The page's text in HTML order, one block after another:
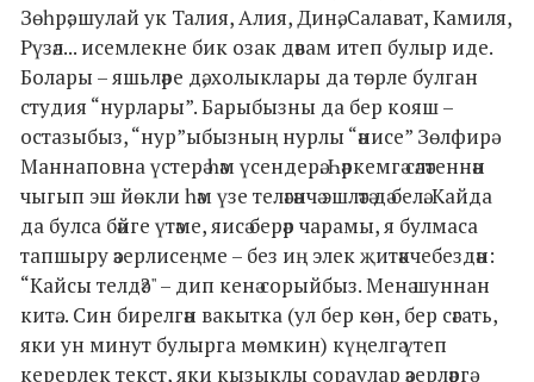
Зөһрә; шулай ук Талия, Алия, Динә, Салават, Камиля,
Рүзәл... исемлекне бик озак дәвам итеп булыр иде.
Болары – яшьләре дә, холыклары да төрле булган
студия “нурлары”. Барыбызны да бер кояш –
остазыбыз, “нур”ыбызның нурлы “әнисе” Зөлфирә
Маннаповна үстерә һәм үсендерә. Һәркемгә сәләтеннән
чыгып эш йөкли һәм үзе теләгәнчә эшләтә дә белә. Кайда
да булса бәйге үтәме, яисә берәр чарамы, я булмаса
тапшыру әзерлисеңме – без иң элек җитәкчебездән:
“Кайсы телдә?" – дип кенә сорыйбыз. Менә шуннан
китә... Син бирелгән вакытка (ул бер көн, бер сәгать,
яки ун минут булырга мөмкин) күңелгә үтеп
керерлек текст, яки кызыклы сораулар әзерләргә